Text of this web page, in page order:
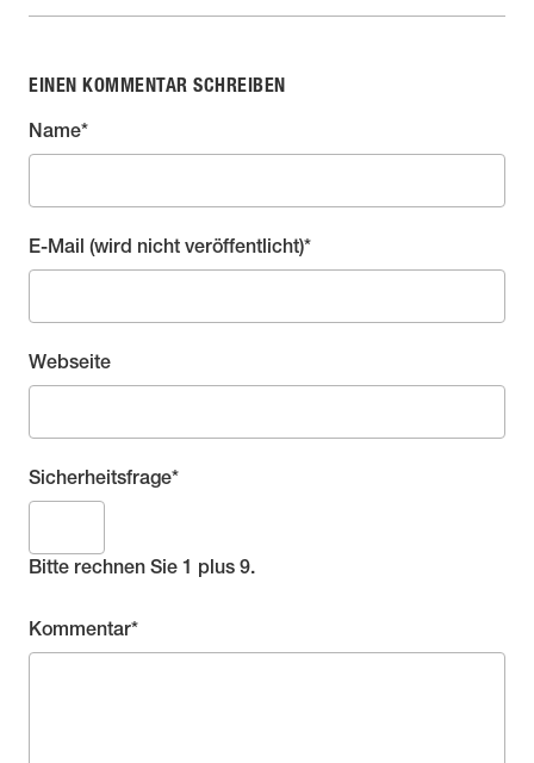
EINEN KOMMENTAR SCHREIBEN
Pflichtfeld
Name*
Pflichtfeld
E-Mail (wird nicht veröffentlicht)*
Webseite
Pflichtfeld
Sicherheitsfrage*
Bitte rechnen Sie 1 plus 9.
Pflichtfeld
Kommentar*